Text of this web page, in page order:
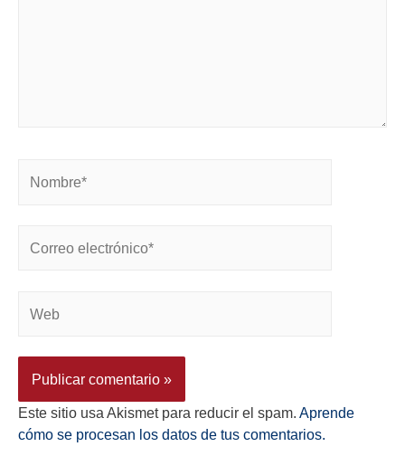
Este sitio usa Akismet para reducir el spam. Aprende
cómo se procesan los datos de tus comentarios.